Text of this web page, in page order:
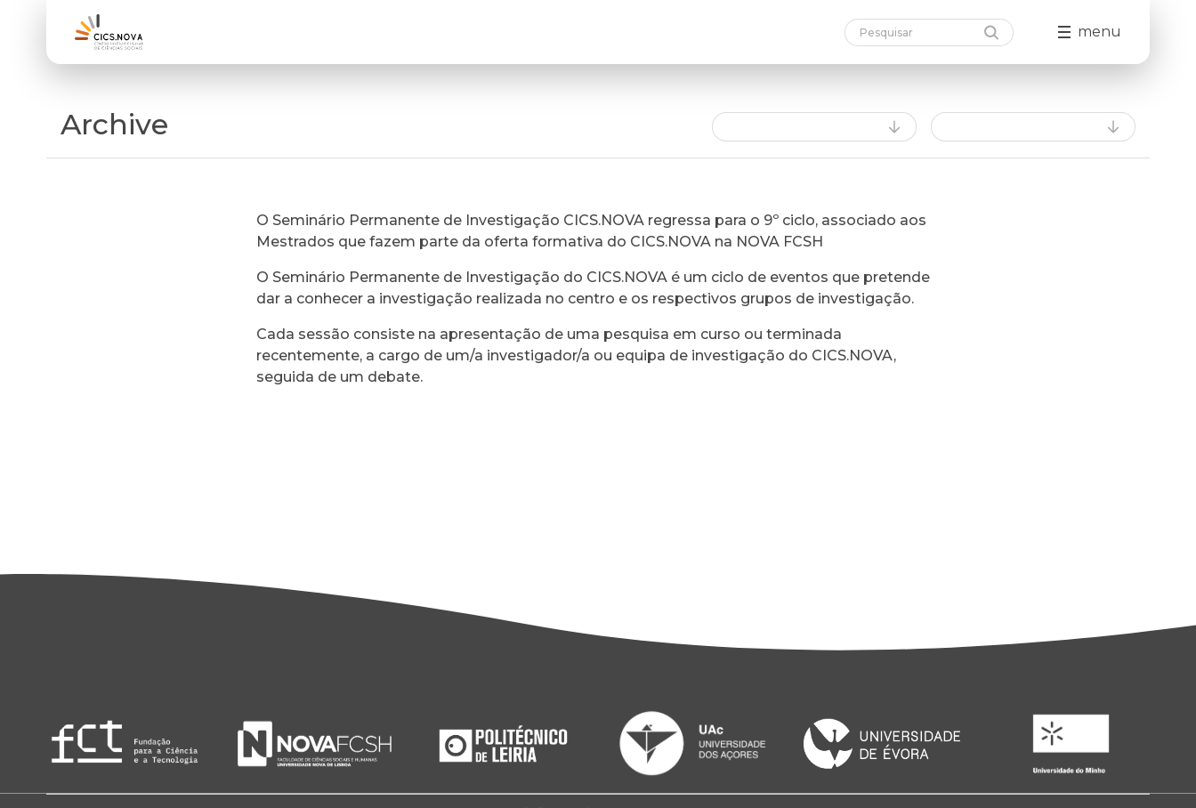
menu
Archive
O Seminário Permanente de Investigação CICS.NOVA regressa para o 9º ciclo, associado aos
Mestrados que fazem parte da oferta formativa do CICS.NOVA na NOVA FCSH
O Seminário Permanente de Investigação do CICS.NOVA é um ciclo de eventos que pretende
dar a conhecer a investigação realizada no centro e os respectivos grupos de investigação.
Cada sessão consiste na apresentação de uma pesquisa em curso ou terminada
recentemente, a cargo de um/a investigador/a ou equipa de investigação do CICS.NOVA,
seguida de um debate.